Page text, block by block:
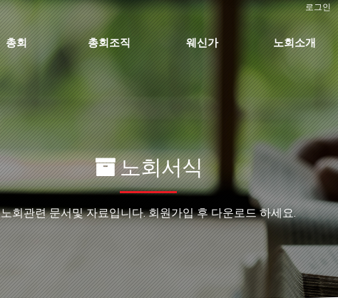
로그인
총회 총회조직 웨신가 노회소개
노회서식
노회관련 문서및 자료입니다. 회원가입 후 다운로드 하세요.